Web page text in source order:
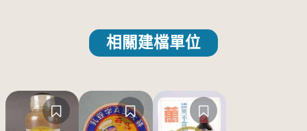
相關建檔單位